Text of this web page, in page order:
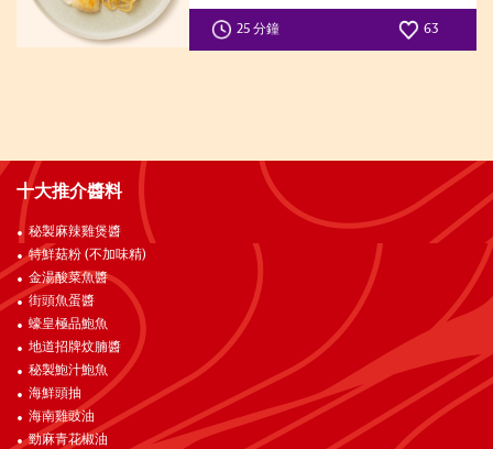
25 分鐘 63
十大推介醬料
秘製麻辣雞煲醬
特鮮菇粉 (不加味精)
金湯酸菜魚醬
街頭魚蛋醬
蠔皇極品鮑魚
地道招牌炆腩醬
秘製鮑汁鮑魚
海鮮頭抽
海南雞豉油
勁麻青花椒油